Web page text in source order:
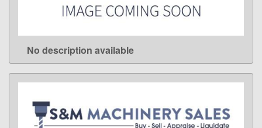
LEARN MORE
No description available